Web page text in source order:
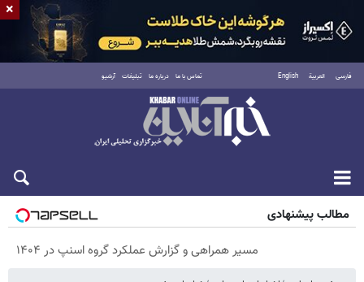
فارسی العربية English تماس با ما درباره ما تبلیغات آرشیو
پنجشنبه ۱۵ مرداد ۱۴۰۵
مطالب پیشنهادی
مسیر همراهی و گزارش عملکرد گروه اسنپ در ۱۴۰۴
×